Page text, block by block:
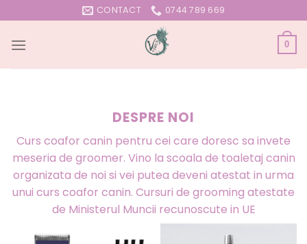
to
content
CONTACT 0744 789 669
0
DESPRE NOI
Curs coafor canin pentru cei care doresc sa invete
meseria de groomer. Vino la scoala de toaletaj canin
organizata de noi si vei putea deveni atestat in urma
unui curs coafor canin. Cursuri de grooming atestate
de Ministerul Muncii recunoscute in UE